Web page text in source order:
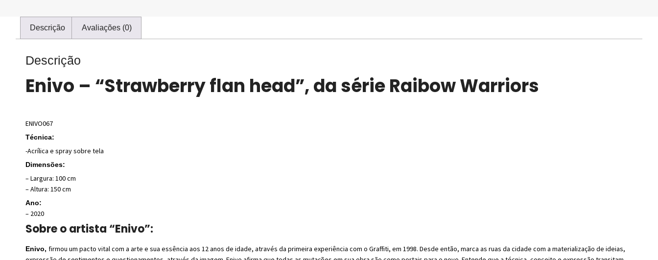
Descrição Avaliações (0)
Descrição
Enivo – “Strawberry flan head”, da série Raibow Warriors
ENIVO067
Técnica:
-Acrílica e spray sobre tela
Dimensões:
– Largura: 100 cm
– Altura: 150 cm
Ano:
– 2020
Sobre o artista “Enivo”:
Enivo, firmou um pacto vital com a arte e sua essência aos 12 anos de idade, através da primeira experiência com o Graffiti, em 1998. Desde então, marca as ruas da cidade com a materialização de ideias,